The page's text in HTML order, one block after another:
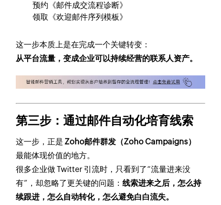
预约《邮件成交流程诊断》
领取《欢迎邮件序列模板》
这一步本质上是在完成一个关键转变：
从平台流量，变成企业可以持续经营的联系人资产。
第三步：通过邮件自动化培育线索
这一步，正是Zoho邮件群发（Zoho Campaigns）
最能体现价值的地方。
很多企业做 Twitter 引流时，只看到了“流量进来没
有”，却忽略了更关键的问题：线索进来之后，怎么持
续跟进，怎么自动转化，怎么避免白白流失。